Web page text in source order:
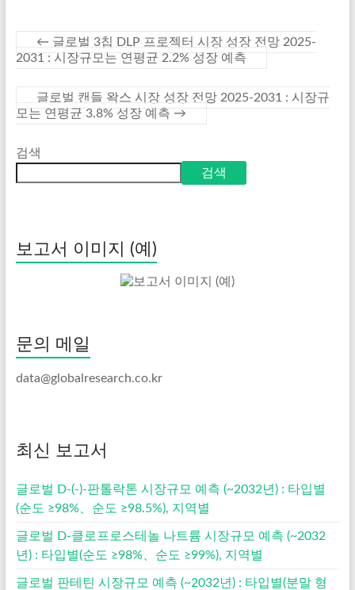
← 글로벌 3칩 DLP 프로젝터 시장 성장 전망 2025-
2031 : 시장규모는 연평균 2.2% 성장 예측
글로벌 캔들 왁스 시장 성장 전망 2025-2031 : 시장규
모는 연평균 3.8% 성장 예측 →
검색
검색
보고서 이미지 (예)
문의 메일
data@globalresearch.co.kr
최신 보고서
글로벌 D-(-)-판톨락톤 시장규모 예측 (~2032년) : 타입별
(순도 ≥98%、순도 ≥98.5%), 지역별
글로벌 D-클로프로스테놀 나트륨 시장규모 예측 (~2032
년) : 타입별(순도 ≥98%、순도 ≥99%), 지역별
글로벌 판테틴 시장규모 예측 (~2032년) : 타입별(분말 형